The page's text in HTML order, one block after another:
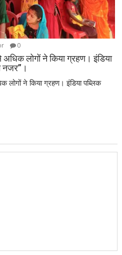
0
लोगों ने किया ग्रहण। इंडिया
नजर”।
ने किया ग्रहण। इंडिया पब्लिक